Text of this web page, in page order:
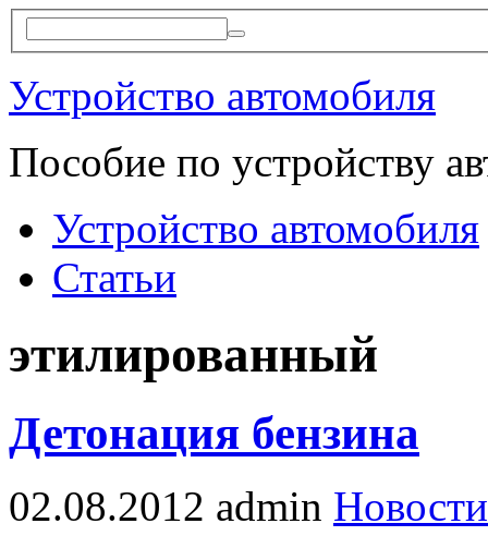
Устройство автомобиля
Пособие по устройству
Устройство автомобиля
Статьи
этилированный
Детонация бензина
02.08.2012 admin Новости